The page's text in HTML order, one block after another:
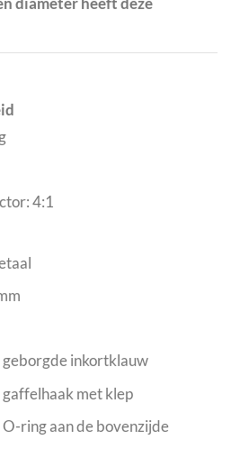
4:1
geborgde inkortklauw
met klep
ring aan de bovenzijde